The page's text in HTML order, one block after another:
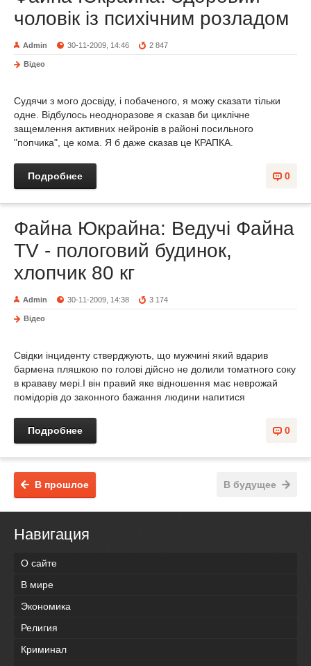
чоловік із психічним розладом
Admin 30-11-2009, 14:46 2 847
Відео
Судячи з мого досвіду, і побаченого, я можу сказати тільки
одне. Відбулось неодноразове я сказав би циклічне
защемлення активних нейронів в районі посильного
"попчика", це кома. Я б даже сказав це КРАПКА.
0
Подробнее
Файна Юкрайна: Ведучі Файна
TV - пологовий будинок,
хлопчик 80 кг
Admin 30-11-2009, 14:38 3 174
Відео
Свідки інциденту стверджують, що мужчині який вдарив
бармена пляшкою по голові дійсно не долили томатного соку
в крававу мері.І він правий яке відношення має неврожай
помідорів до законного бажання людини напитися
0
Подробнее
В будущее
В прошлое
Навигация
О сайте
В мире
Экономика
Религия
Криминал